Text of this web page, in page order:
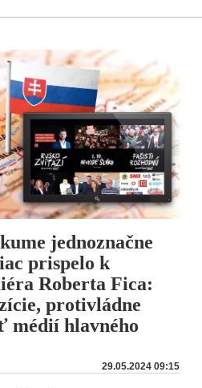
jednoznačne
prispelo k
Roberta Fica:
protivládne
médií hlavného
29.05.2024 09:15